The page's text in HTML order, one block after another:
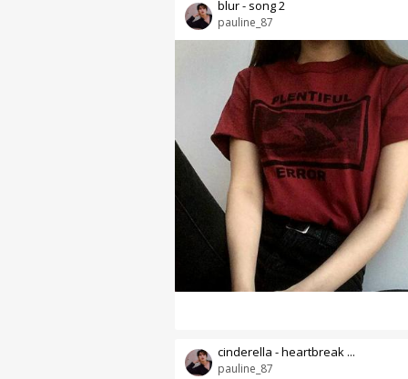
pauline_87
blur - song 2
pauline_87
cinderella - heartbreak ...